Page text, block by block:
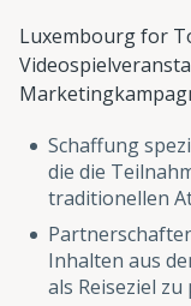
Luxembourg for
Schaffung
die die
traditionellen
Inhalten aus
als Reiseziel